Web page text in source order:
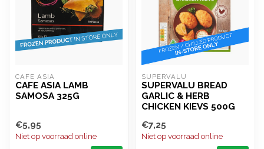
CAFE ASIA
CAFE ASIA LAMB
SAMOSA 325G
€5,95
Niet op voorraad online
SUPERVALU
SUPERVALU BREAD
GARLIC & HERB
CHICKEN KIEVS 500G
€7,25
Niet op voorraad online